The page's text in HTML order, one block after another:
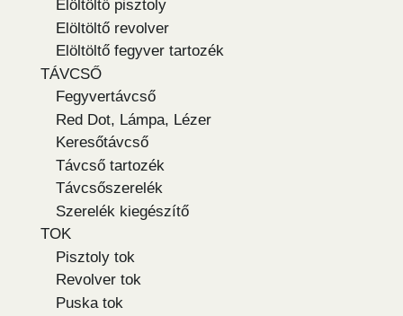
Elöltöltő pisztoly
Elöltöltő revolver
Elöltöltő fegyver tartozék
TÁVCSŐ
Fegyvertávcső
Red Dot, Lámpa, Lézer
Keresőtávcső
Távcső tartozék
Távcsőszerelék
Szerelék kiegészítő
TOK
Pisztoly tok
Revolver tok
Puska tok